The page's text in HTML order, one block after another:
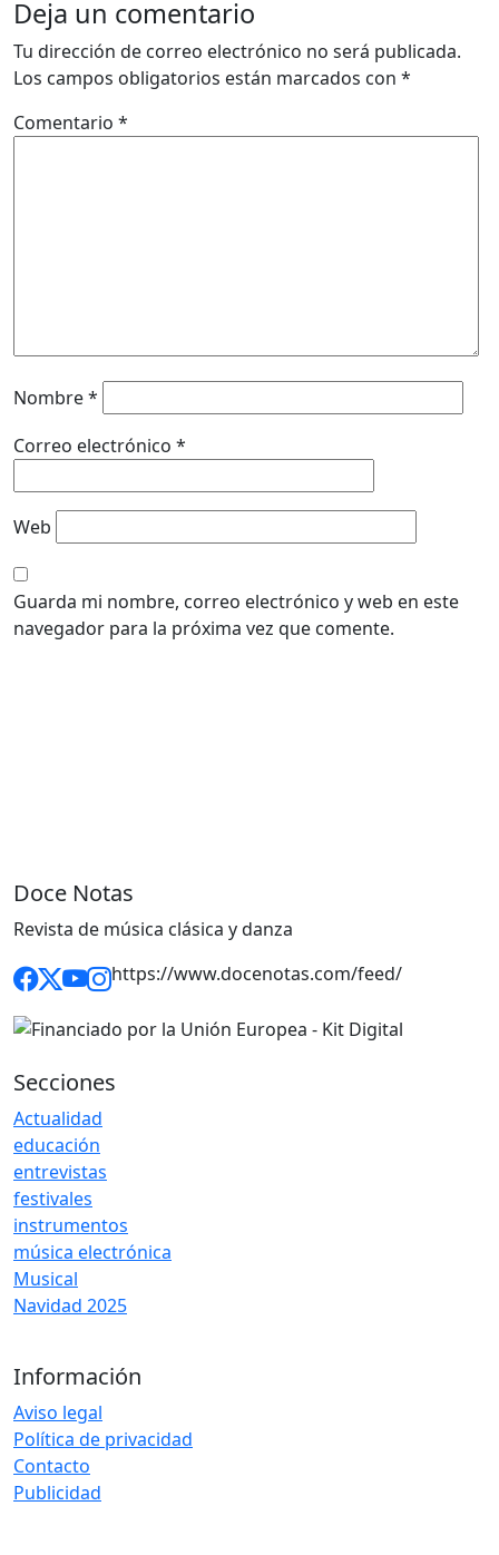
Deja un comentario
Tu dirección de correo electrónico no será publicada.
Los campos obligatorios están marcados con *
Comentario *
Nombre*
Correo electrónico *
Web
Guarda mi nombre, correo electrónico y web en este
navegador para la próxima vez que comente.
Doce Notas
Revista de música clásica y danza
https://www.docenotas.com/feed/
Secciones
Actualidad
educación
entrevistas
festivales
instrumentos
música electrónica
Musical
Navidad 2025
Información
Aviso legal
Política de privacidad
Contacto
Publicidad